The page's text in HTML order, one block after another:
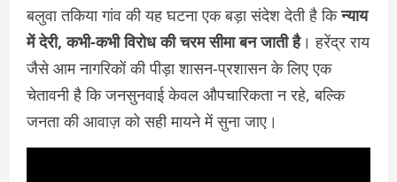
बलुवा तकिया गांव की यह घटना एक बड़ा संदेश देती है किन्याय
में देरी, कभी-कभी विरोध की चरम सीमा बन जाती है। हरेंद्र राय
जैसे आम नागरिकों की पीड़ा शासन-प्रशासन के लिए एक
चेतावनी है कि जनसुनवाई केवल औपचारिकता न रहे, बल्कि
जनता की आवाज़ को सही मायने में सुना जाए।